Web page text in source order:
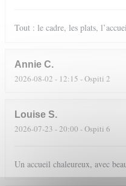
Tout : le cadre, les plats,
Annie C
2026-08-02 - 12:15 - Ospiti 2
Louise S
2026-07-23 - 20:00 - Ospiti 6
Un accueil chaleureux, avec